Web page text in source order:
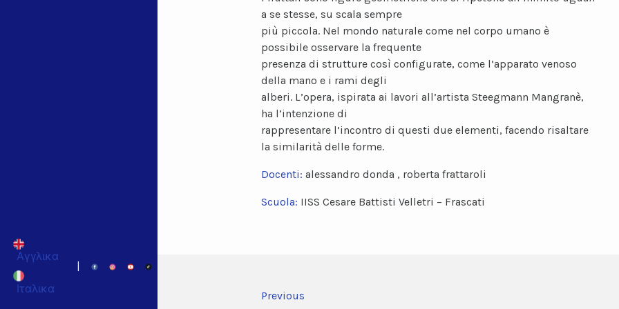
Αγγλικα
Ιταλικα
a se stesse, su scala sempre
più piccola. Nel mondo naturale come nel corpo umano è
possibile osservare la frequente
presenza di strutture così configurate, come l’apparato venoso
della mano e i rami degli
alberi. L’opera, ispirata ai lavori all’artista Steegmann Mangranè,
ha l’intenzione di
rappresentare l’incontro di questi due elementi, facendo risaltare
la similarità delle forme.
Docenti: alessandro donda , roberta frattaroli
Scuola: IISS Cesare Battisti Velletri – Frascati
Previous